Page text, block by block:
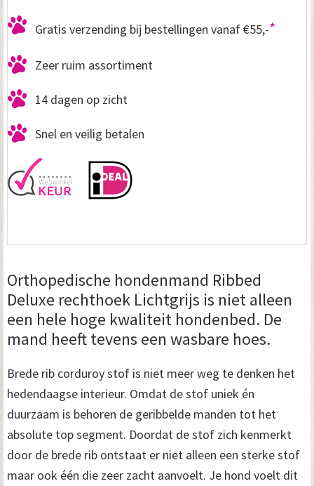
Gratis verzending bij bestellingen vanaf €55,-*
Zeer ruim assortiment
14 dagen op zicht
Snel en veilig betalen
Orthopedische hondenmand Ribbed
Deluxe rechthoek Lichtgrijs is niet alleen
een hele hoge kwaliteit hondenbed. De
mand heeft tevens een wasbare hoes.
Brede rib corduroy stof is niet meer weg te denken het
hedendaagse interieur. Omdat de stof uniek én
duurzaam is behoren de geribbelde manden tot het
absolute top segment. Doordat de stof zich kenmerkt
door de brede rib ontstaat er niet alleen een sterke stof
maar ook één die zeer zacht aanvoelt. Je hond voelt dit